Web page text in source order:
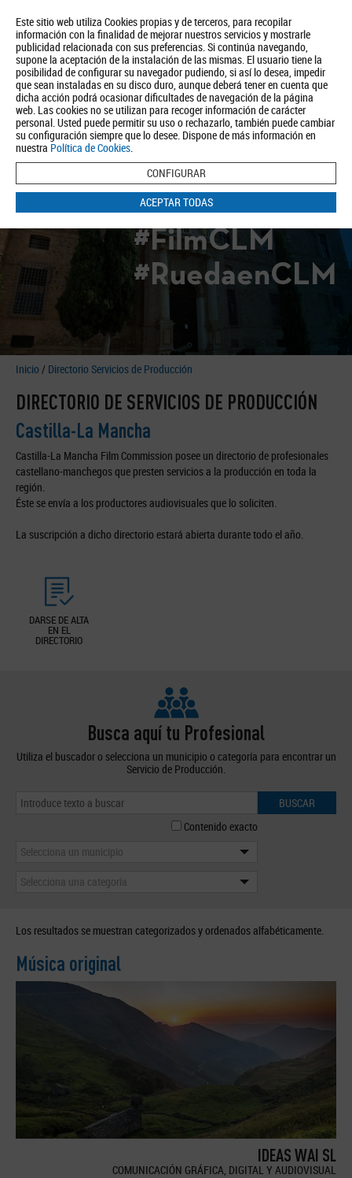
Este sitio web utiliza Cookies propias y de terceros, para recopilar
información con la finalidad de mejorar nuestros servicios y mostrarle
publicidad relacionada con sus preferencias. Si continúa navegando,
supone la aceptación de la instalación de las mismas. El usuario tiene la
posibilidad de configurar su navegador pudiendo, si así lo desea, impedir
que sean instaladas en su disco duro, aunque deberá tener en cuenta que
dicha acción podrá ocasionar dificultades de navegación de la página
web. Las cookies no se utilizan para recoger información de carácter
personal. Usted puede permitir su uso o rechazarlo, también puede cambiar
su configuración siempre que lo desee. Dispone de más información en
nuestra Política de Cookies.
CONFIGURAR
ACEPTAR TODAS
Quiénes somos Turismo Política de Privacidad Aviso Legal
Política de Cookies
BUSCAR
#FilmCLM
#RuedaenCLM
Inicio / Directorio Servicios de Producción
DIRECTORIO DE SERVICIOS DE PRODUCCIÓN
Castilla-La Mancha
Castilla-La Mancha Film Commission posee un directorio de profesionales
castellano-manchegos que presten servicios a la producción en toda la
región.
Éste se envía a los productores audiovisuales que lo soliciten.
La suscripción a dicho directorio estará abierta durante todo el año.
DARSE DE ALTA
EN EL
DIRECTORIO
Busca aquí tu Profesional
Utiliza el buscador o selecciona un municipio o categoría para encontrar un
Servicio de Producción.
BUSCAR
Contenido exacto
Selecciona un municipio
Selecciona una categoría
Los resultados se muestran categorizados y ordenados alfabéticamente.
Música original
IDEAS WAI SL
COMUNICACIÓN GRÁFICA, DIGITAL Y AUDIOVISUAL